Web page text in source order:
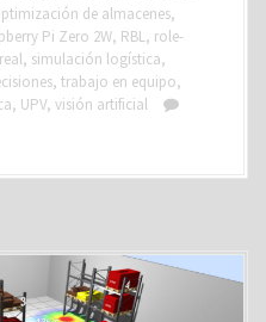
de almacenes,
Pi Zero 2W, RBL, role-
, simulación logística,
, trabajo en equipo,
, UPV, visión artificial